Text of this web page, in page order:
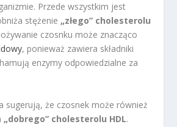
Przede wszystkim jest
stężenie „złego” cholesterolu
czosnku może znacząco
, ponieważ zawiera składniki
enzymy odpowiedzialne za
sugerują, że czosnek może również
„dobrego” cholesterolu HDL.